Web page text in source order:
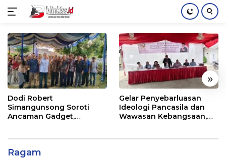
konten
« »
Dodi Robert
Simangunsong Soroti
Ancaman Gadget,
Gelar Penyebarluasan
Ideologi Pancasila dan
Wawasan Kebangsaan,
Ragam